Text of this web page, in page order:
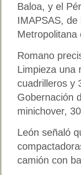
Baloa, y el
IMAPSAS,
Metropolitana
Romano
Limpieza una
cuadrilleros y
Gobernación
minichover,
León señaló
camión con